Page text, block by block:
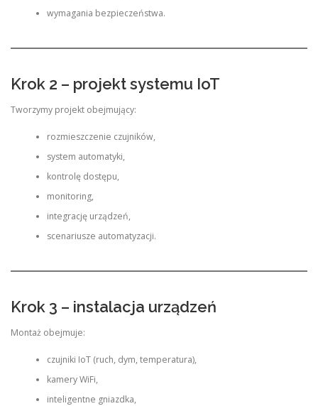
wymagania bezpieczeństwa.
Krok 2 – projekt systemu IoT
Tworzymy projekt obejmujący:
rozmieszczenie czujników,
system automatyki,
kontrolę dostępu,
monitoring,
integrację urządzeń,
scenariusze automatyzacji.
Krok 3 – instalacja urządzeń
Montaż obejmuje:
czujniki IoT (ruch, dym, temperatura),
kamery WiFi,
inteligentne gniazdka,